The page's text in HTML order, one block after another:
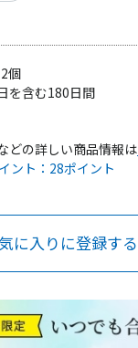
個
を含む180日間
ント： 28ポイント
に入りに登録する
どの詳しい商品情報は